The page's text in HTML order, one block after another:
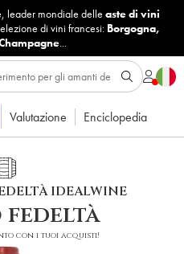
leader mondiale delle aste di vini
di vini francesi: Borgogna,
...
Valutazione Enciclopedia
IDEALWINE
fedeltà
con i tuoi acquisti!